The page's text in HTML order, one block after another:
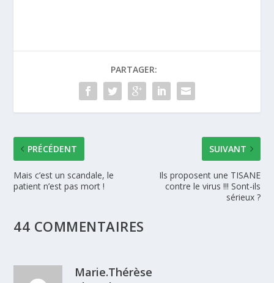
PARTAGER:
PRÉCÉDENT
Mais c’est un scandale, le
patient n’est pas mort !
SUIVANT
Ils proposent une TISANE
contre le virus !!! Sont-ils
sérieux ?
44 COMMENTAIRES
Marie.Thérèse